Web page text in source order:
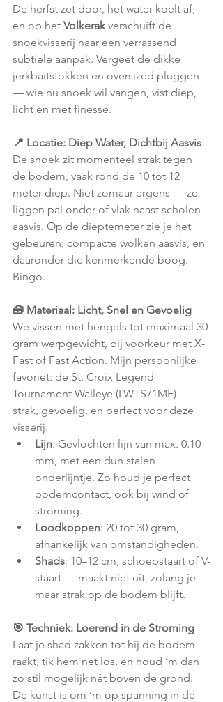
De herfst zet door, het water koelt af,
en op het Volkerak verschuift de
snoekvisserij naar een verrassend
subtiele aanpak. Vergeet de dikke
jerkbaitstokken en oversized pluggen
— wie nu snoek wil vangen, vist diep,
licht en met finesse.
📍 Locatie: Diep Water, Dichtbij Aasvis
De snoek zit momenteel strak tegen
de bodem, vaak rond de 10 tot 12
meter diep. Niet zomaar ergens — ze
liggen pal onder of vlak naast scholen
aasvis. Op de dieptemeter zie je het
gebeuren: compacte wolken aasvis, en
daaronder die kenmerkende boog.
Bingo.
🧰 Materiaal: Licht, Snel en Gevoelig
We vissen met hengels tot maximaal 30
gram werpgewicht, bij voorkeur met X-
Fast of Fast Action. Mijn persoonlijke
favoriet: de St. Croix Legend
Tournament Walleye (LWTS71MF) —
strak, gevoelig, en perfect voor deze
visserij.
Lijn: Gevlochten lijn van max. 0.10
mm, met een dun stalen
onderlijntje. Zo houd je perfect
bodemcontact, ook bij wind of
stroming.
Loodkoppen: 20 tot 30 gram,
afhankelijk van omstandigheden.
Shads: 10–12 cm, schoepstaart of V-
staart — maakt niet uit, zolang je
maar strak op de bodem blijft.
🎯 Techniek: Loerend in de Stroming
Laat je shad zakken tot hij de bodem
raakt, tik hem net los, en houd ‘m dan
zo stil mogelijk nét boven de grond.
De kunst is om ‘m op spanning in de